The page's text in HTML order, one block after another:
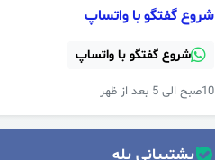
شروع گفتگو با واتساپ
شروع گفتگو با واتساپ
10صبح الی 5 بعد از ظهر
پشتیبانی بله